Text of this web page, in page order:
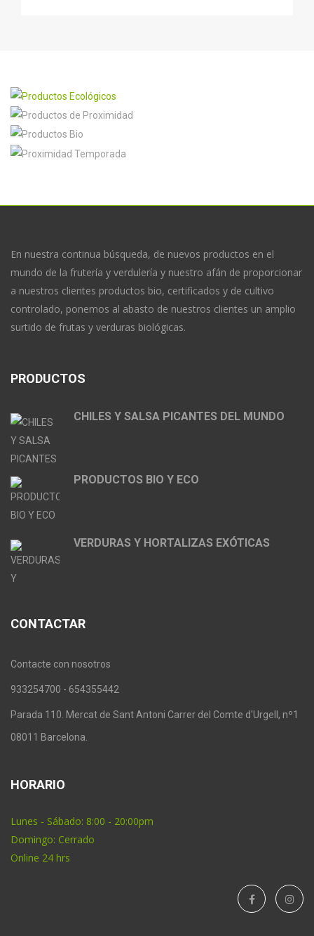
En nuestra continua búsqueda, de nuevos productos en el
mundo de la frutería y verdulería y nuestro afán de proporcionar
a nuestros clientes productos bio, certificados y de cultivo
controlado, ponemos al abasto de nuestros clientes un amplio
surtido de frutas y verduras biológicas.
PRODUCTOS
CHILES Y SALSA PICANTES DEL MUNDO
PRODUCTOS BIO Y ECO
VERDURAS Y HORTALIZAS EXÓTICAS
CONTACTAR
Contacte con nosotros
933254700 - 654355442
Parada 110. Mercat de Sant Antoni Carrer del Comte d'Urgell, nº1
08011 Barcelona.
HORARIO
Lunes - Sábado: 8:00 - 20:00pm
Domingo: Cerrado
Online 24 hrs